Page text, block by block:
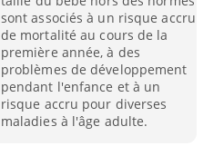
sont associés à un risque accru
de mortalité au cours de la
première année, à des
problèmes de développement
pendant l'enfance et à un
risque accru pour diverses
maladies à l'âge adulte.